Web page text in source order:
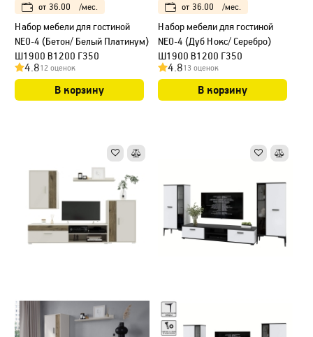
от 36.00 /мес.
Набор мебели для гостиной
NEO-4 (Бетон/ Белый Платинум)
Ш1900 В1200 Г350
4.812 оценок
В корзину
от 36.00 /мес.
Набор мебели для гостиной
NEO-4 (Дуб Нокс/ Серебро)
Ш1900 В1200 Г350
4.813 оценок
В корзину